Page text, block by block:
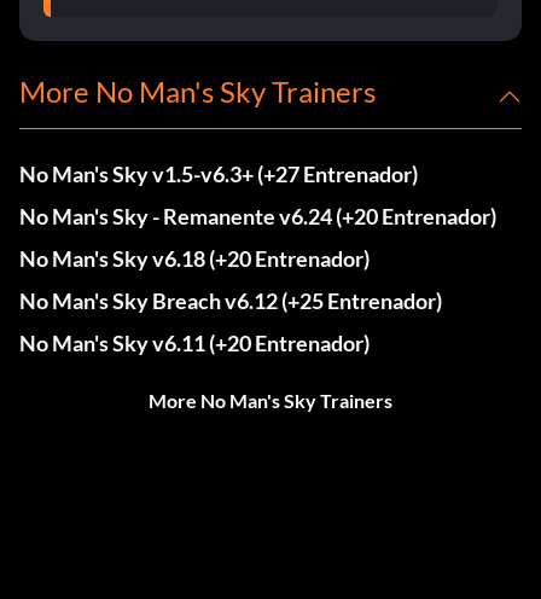
More No Man's Sky Trainers
No Man's Sky v1.5-v6.3+ (+27 Entrenador)
No Man's Sky - Remanente v6.24 (+20 Entrenador)
No Man's Sky v6.18 (+20 Entrenador)
No Man's Sky Breach v6.12 (+25 Entrenador)
No Man's Sky v6.11 (+20 Entrenador)
More No Man's Sky Trainers